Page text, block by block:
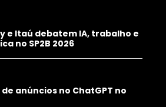
e Itaú debatem IA, trabalho e
no SP2B 2026
anúncios no ChatGPT no